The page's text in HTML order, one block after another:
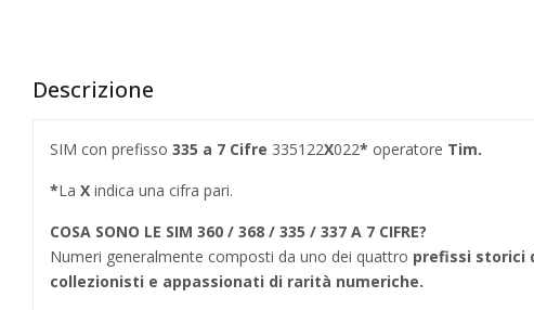
Descrizione
SIM con prefisso 335 a 7 Cifre 335122X022* operatore Tim.
*La X indica una cifra pari.
COSA SONO LE SIM 360 / 368 / 335 / 337 A 7 CIFRE?
Numeri generalmente composti da uno dei quattro prefissi storici
collezionisti e appassionati di rarità numeriche.